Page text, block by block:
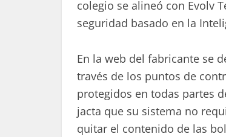
colegio se alineó con Evolv
seguridad basado en la
En la web del fabricante se
través de los puntos de
protegidos en todas partes
jacta que su sistema no
quitar el contenido de las